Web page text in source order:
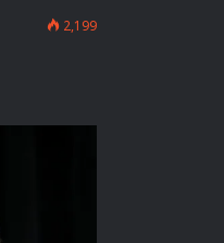
2,199